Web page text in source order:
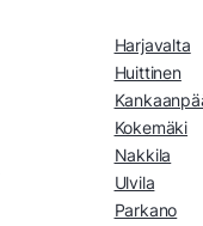
Harjavalta
Huittinen
Kokemäki
Nakkila
Ulvila
Parkano